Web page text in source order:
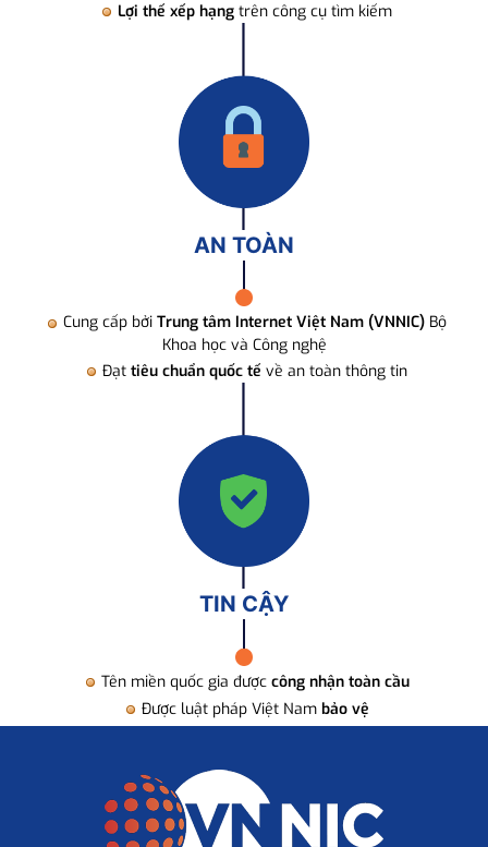
Lợi thế xếp hạng trên công cụ tìm kiếm
AN TOÀN
Cung cấp bởi Trung tâm Internet Việt Nam (VNNIC) Bộ
Khoa học và Công nghệ
Đạt tiêu chuẩn quốc tế về an toàn thông tin
TIN CẬY
Tên miền quốc gia được công nhận toàn cầu
Được luật pháp Việt Nam bảo vệ